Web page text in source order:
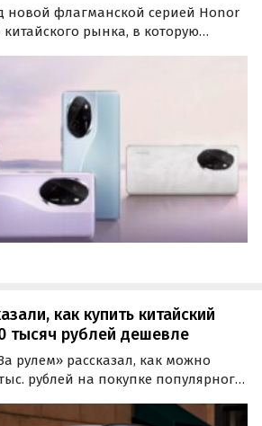
новой флагманской серией Honor
рынка, в которую
уже засветились в
как купить китайский
тысяч рублей дешевле
рулем» рассказал, как можно
рублей на покупке популярного
между собой.